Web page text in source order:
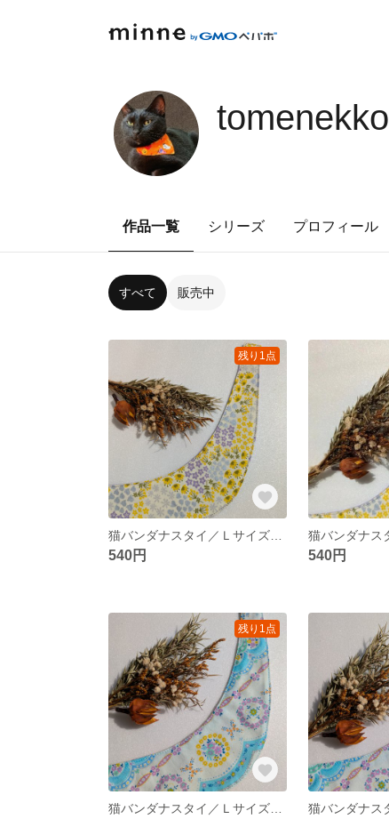
tomenekko
作品一覧 シリーズ プロフィール
すべて 販売中
残り1点
540円 540円
残り1点